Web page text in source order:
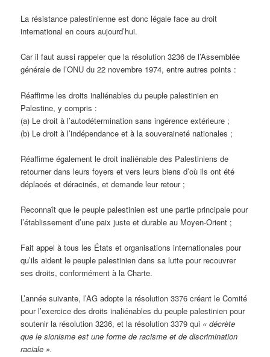
La résistance palestinienne est donc légale face au droit
international en cours aujourd’hui.
Car il faut aussi rappeler que la résolution 3236 de l’Assemblée
générale de l’ONU du 22 novembre 1974, entre autres points :
Réaffirme les droits inaliénables du peuple palestinien en
Palestine, y compris :
(a) Le droit à l’autodétermination sans ingérence extérieure ;
(b) Le droit à l’indépendance et à la souveraineté nationales ;
Réaffirme également le droit inaliénable des Palestiniens de
retourner dans leurs foyers et vers leurs biens d’où ils ont été
déplacés et déracinés, et demande leur retour ;
Reconnaît que le peuple palestinien est une partie principale pour
l’établissement d’une paix juste et durable au Moyen-Orient ;
Fait appel à tous les États et organisations internationales pour
qu’ils aident le peuple palestinien dans sa lutte pour recouvrer
ses droits, conformément à la Charte.
L’année suivante, l’AG adopte la résolution 3376 créant le Comité
pour l’exercice des droits inaliénables du peuple palestinien pour
soutenir la résolution 3236, et la résolution 3379 qui « décrète
que le sionisme est une forme de racisme et de discrimination
raciale ».